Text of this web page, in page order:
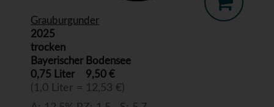
Grauburgunder
2025
trocken
Bayerischer Bodensee
0,75 Liter
9,50 €
(1,0 Liter = 12,53 €)